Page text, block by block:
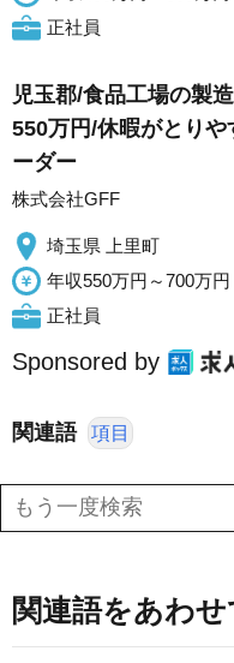
正社員
児玉郡/食品工場の製
550万円/休暇がとり
ーダー
株式会社GFF
埼玉県 上里町
年収550万円～700万円
正社員
Sponsored by
関連語 項目
関連語をあわ